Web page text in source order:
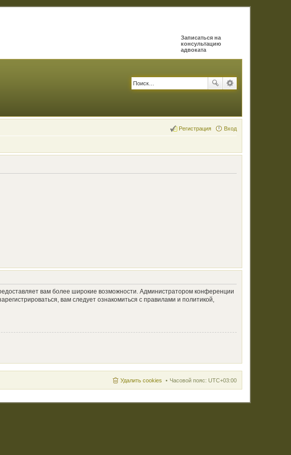
Записаться на
консультацию
адвоката
Вход
Регистрация
вам более широкие возможности. Администратором конференции
вам следует ознакомиться с правилами и политикой,
Часовой пояс: UTC+03:00
Удалить cookies